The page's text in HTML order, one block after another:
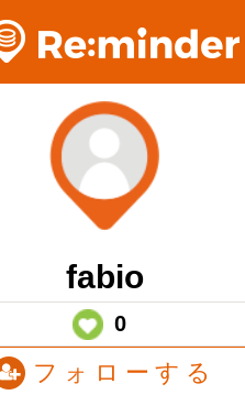
fabio
0
フォローする